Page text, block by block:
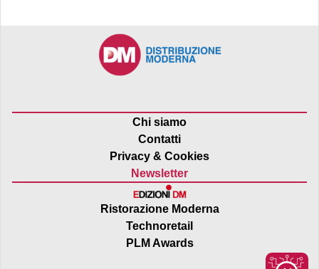
Chi siamo
Contatti
Privacy & Cookies
Newsletter
Ristorazione Moderna
Technoretail
PLM Awards